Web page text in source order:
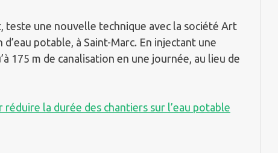
teste une nouvelle technique avec la société Art
potable, à Saint-Marc. En injectant une
175 m de canalisation en une journée, au lieu de
la durée des chantiers sur l’eau potable